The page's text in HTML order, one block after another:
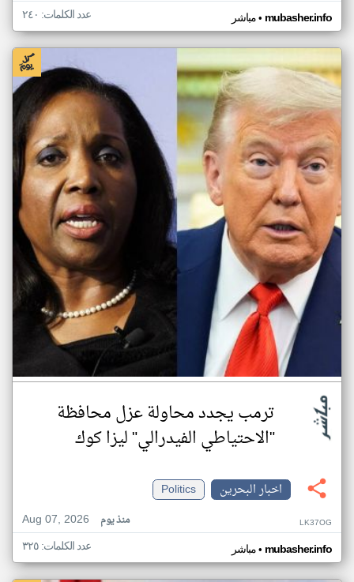
مباشر• mubasher.info عدد الكلمات: ٢٤٠
ترمب يجدد محاولة عزل محافظة
"الاحتياطي الفيدرالي" ليزا كوك
اخبار البحرين
Politics
Aug 07, 2026
منذ يوم LK37OG
مباشر• mubasher.info عدد الكلمات: ٣٢٥